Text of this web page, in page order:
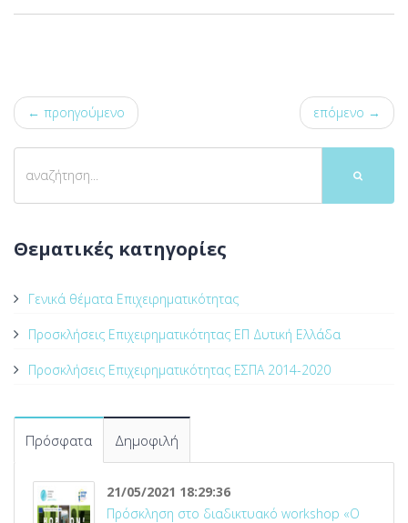
← προηγούμενο επόμενο →
Θεματικές κατηγορίες
Γενικά θέματα Επιχειρηματικότητας
Προσκλήσεις Επιχειρηματικότητας ΕΠ Δυτική Ελλάδα
Προσκλήσεις Επιχειρηματικότητας ΕΣΠΑ 2014-2020
Πρόσφατα Δημοφιλή
21/05/2021 18:29:36
Πρόσκληση στο διαδικτυακό workshop «Ο